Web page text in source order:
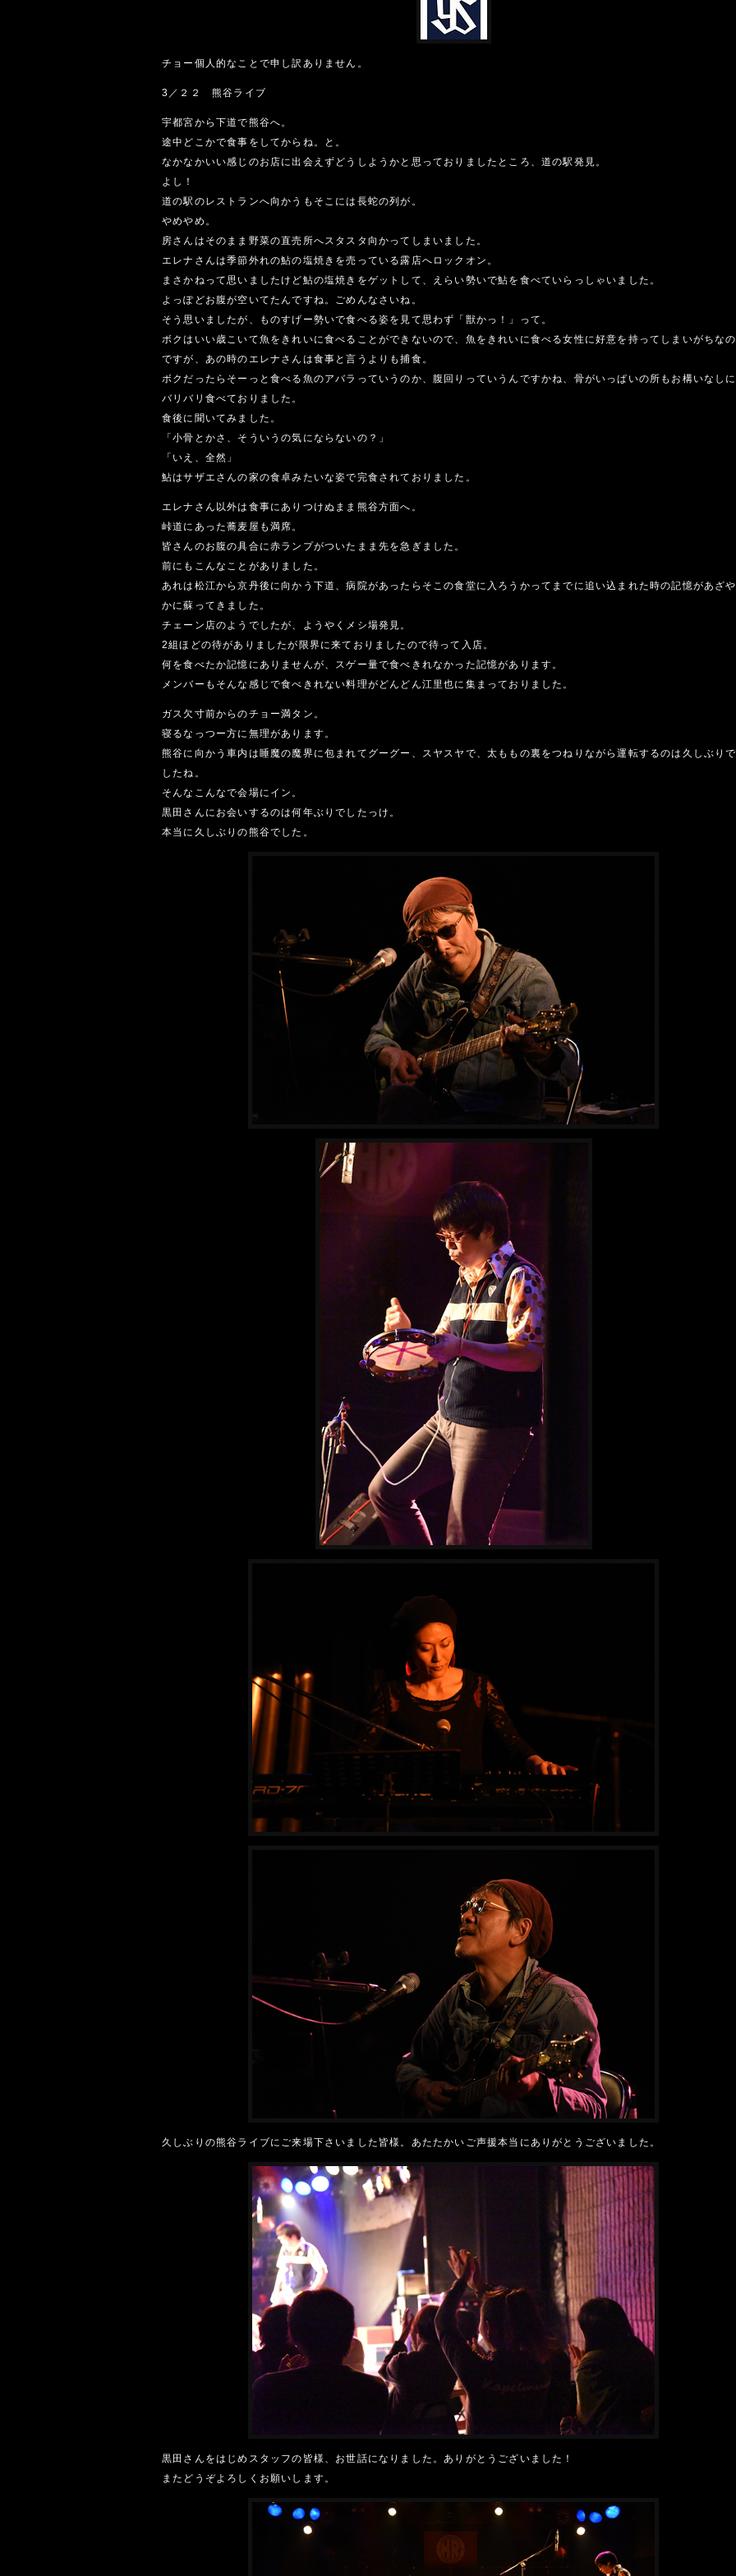
チョー個人的なことで申し訳ありません。
3／２２ 熊谷ライブ
宇都宮から下道で熊谷へ。
途中どこかで食事をしてからね。と。
なかなかいい感じのお店に出会えずどうしようかと思っておりましたところ、道の駅発見。
よし！
道の駅のレストランへ向かうもそこには長蛇の列が。
やめやめ。
房さんはそのまま野菜の直売所へスタスタ向かってしまいました。
エレナさんは季節外れの鮎の塩焼きを売っている露店へロックオン。
まさかねって思いましたけど鮎の塩焼きをゲットして、えらい勢いで鮎を食べていらっしゃいました。
よっぽどお腹が空いてたんですね。ごめんなさいね。
そう思いましたが、ものすげー勢いで食べる姿を見て思わず「獣かっ！」って。
ボクはいい歳こいて魚をきれいに食べることができないので、魚をきれいに食べる女性に好意を持ってしまいがちなの
ですが、あの時のエレナさんは食事と言うよりも捕食。
ボクだったらそーっと食べる魚のアバラっていうのか、腹回りっていうんですかね、骨がいっぱいの所もお構いなしに
バリバリ食べておりました。
食後に聞いてみました。
「小骨とかさ、そういうの気にならないの？」
「いえ、全然」
鮎はサザエさんの家の食卓みたいな姿で完食されておりました。
エレナさん以外は食事にありつけぬまま熊谷方面へ。
峠道にあった蕎麦屋も満席。
皆さんのお腹の具合に赤ランプがついたまま先を急ぎました。
前にもこんなことがありました。
あれは松江から京丹後に向かう下道、病院があったらそこの食堂に入ろうかってまでに追い込まれた時の記憶があざや
かに蘇ってきました。
チェーン店のようでしたが、ようやくメシ場発見。
2組ほどの待がありましたが限界に来ておりましたので待って入店。
何を食べたか記憶にありませんが、スゲー量で食べきれなかった記憶があります。
メンバーもそんな感じで食べきれない料理がどんどん江里也に集まっておりました。
ガス欠寸前からのチョー満タン。
寝るなっつー方に無理があります。
熊谷に向かう車内は睡魔の魔界に包まれてグーグー、スヤスヤで、太ももの裏をつねりながら運転するのは久しぶりで
したね。
そんなこんなで会場にイン。
黒田さんにお会いするのは何年ぶりでしたっけ。
本当に久しぶりの熊谷でした。
久しぶりの熊谷ライブにご来場下さいました皆様。あたたかいご声援本当にありがとうございました。
黒田さんをはじめスタッフの皆様、お世話になりました。ありがとうございました！
またどうぞよろしくお願いします。